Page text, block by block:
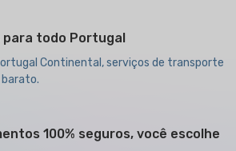
para todo Portugal
Continental, serviços de transporte
barato.
100% seguros, você escolhe